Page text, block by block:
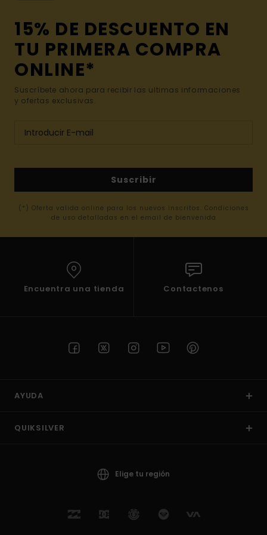
15% DE DESCUENTO EN
TU PRIMERA COMPRA
ONLINE*
Suscríbete ahora para recibir las ultimas informaciones
y ofertas exclusivas.
Suscribir
(*) Oferta valida online para los nuevos inscritos. Condiciones
de uso detalladas en el email de bienvenida
Encuentra una tienda Contactenos
AYUDA
QUIKSILVER
Elige tu región